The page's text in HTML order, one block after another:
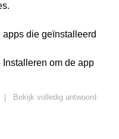
die geïnstalleerd
om de app
Bekijk volledig antwoord